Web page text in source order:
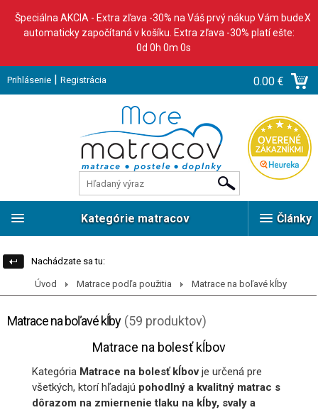
Špeciálna AKCIA - Extra zľava -30% na Váš prvý nákup Vám bude
automaticky započítaná v košíku. Extra zľava -30% platí ešte:
0d 0h 0m 0s
X
Prihlásenie | Registrácia 0.00 €
Články
Kategórie matracov
Nachádzate sa tu:
Úvod Matrace podľa použitia Matrace na boľavé kĺby
Matrace na boľavé kĺby (59 produktov)
Matrace na bolesť kĺbov
Kategória Matrace na bolesť kĺbovje určená pre
všetkých, ktorí hľadajú pohodlný a kvalitný matrac s
dôrazom na zmiernenie tlaku na kĺby, svaly a